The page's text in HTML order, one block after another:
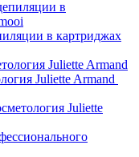
в картриджах
Juliette Armand
Juliette